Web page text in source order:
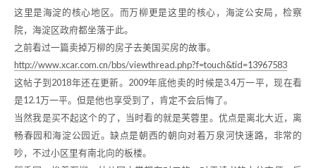
这里是海淀的核心地区。而万柳更是这里的核心，海淀公安局，检察
院，海淀区政府都坐落于此。
之前看过一篇卖掉万柳的房子去美国买房的故事。
http://www.xcar.com.cn/bbs/viewthread.php?f=touch&tid=13967583
这帖子到2018年还在更新。2009年底他卖的时候是3.4万一平，现在看
是12.1万一平。但是他也享受到了，肯定不会后悔了。
当然我是买不起这个的了，当时看的就是芙蓉里。优点是离北大近，离
畅春园和海淀公园近。缺点是朝西的朝向对着万泉河快速路，非常的
吵，不过小区里有南北向的板楼。